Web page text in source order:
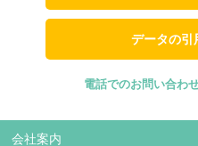
データの引
電話でのお問い合わ
会社案内